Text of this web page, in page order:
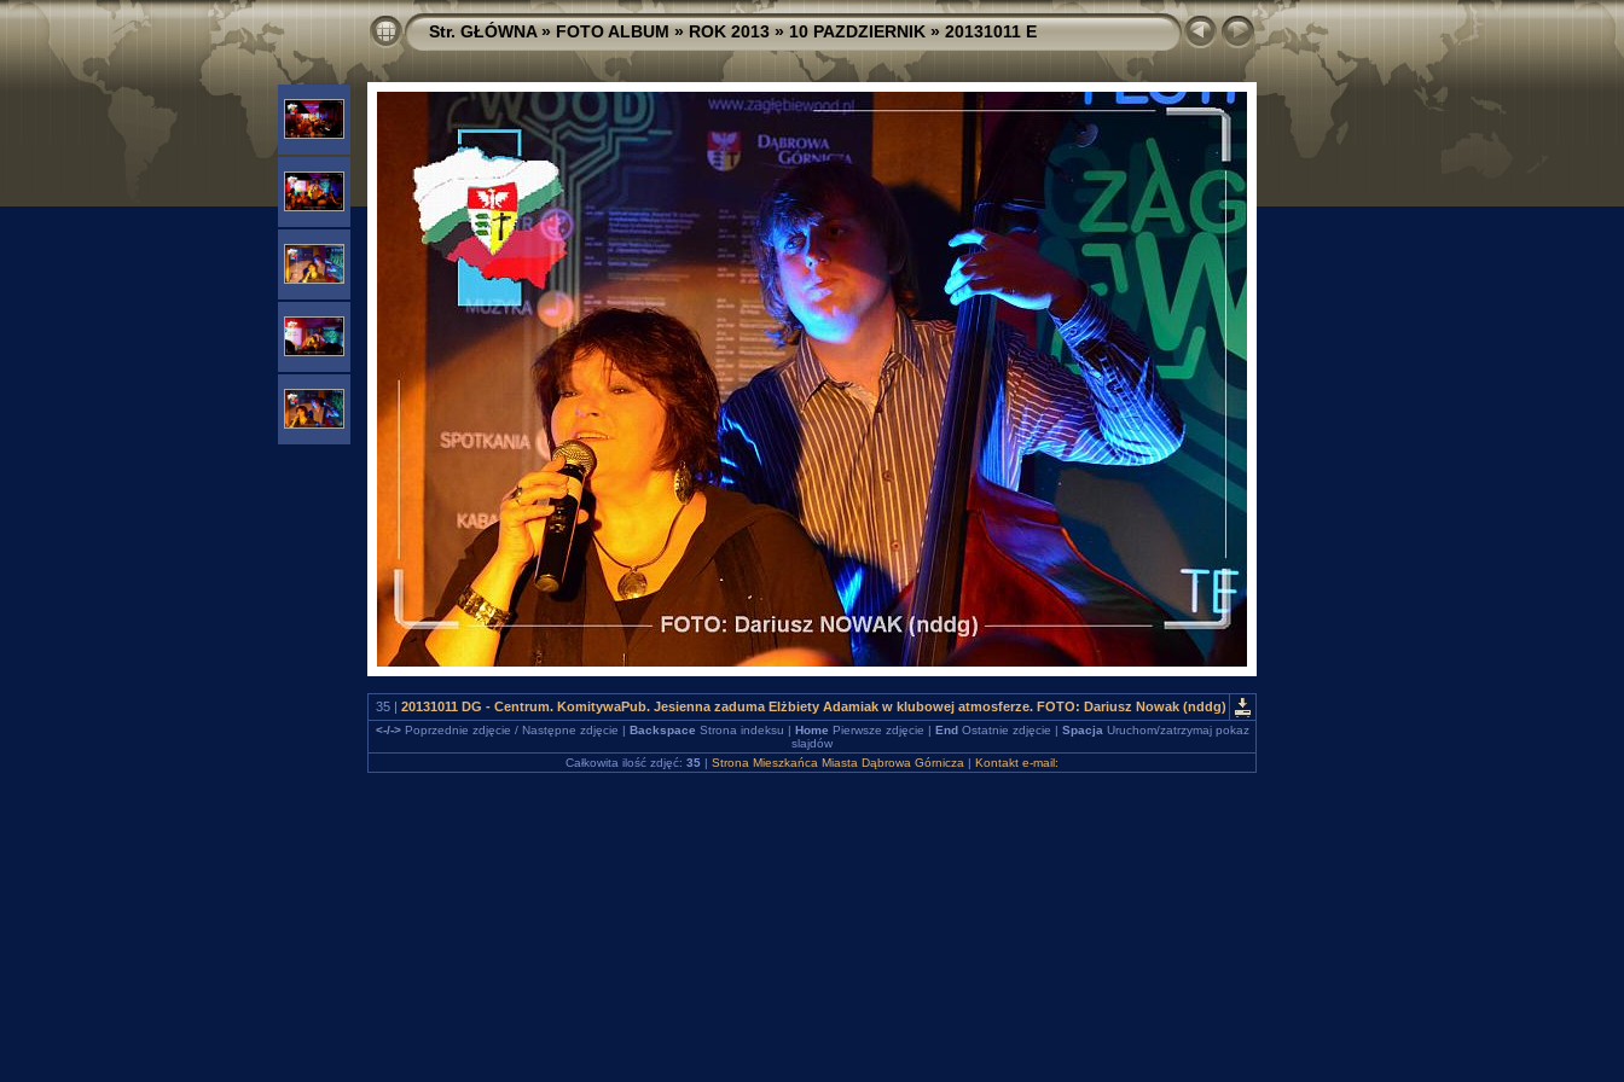
Str. GŁÓWNA»FOTO ALBUM»ROK 2013»10 PAZDZIERNIK»20131011 E
35 | 20131011 DG - Centrum. KomitywaPub. Jesienna zaduma Elżbiety Adamiak w klubowej atmosferze. FOTO: Dariusz Nowak (nddg)
<-/->Poprzednie zdjęcie / Następne zdjęcie | Backspace Strona indeksu | Home Pierwsze zdjęcie | EndOstatnie zdjęcie | Spacja Uruchom/zatrzymaj pokaz
slajdów
Całkowita ilość zdjęć: 35 | Strona Mieszkańca Miasta Dąbrowa Górnicza | Kontakt e-mail: